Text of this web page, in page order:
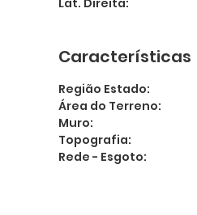
Características
Região Estado:
Área do Terreno:
Muro:
Topografia:
Rede - Esgoto: